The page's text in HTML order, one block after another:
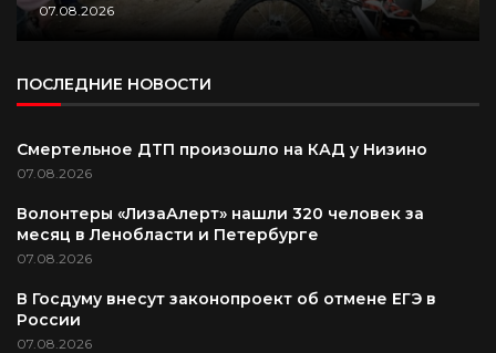
07.08.2026
ПОСЛЕДНИЕ НОВОСТИ
Смертельное ДТП произошло на КАД у Низино
07.08.2026
Волонтеры «ЛизаАлерт» нашли 320 человек за
месяц в Ленобласти и Петербурге
07.08.2026
В Госдуму внесут законопроект об отмене ЕГЭ в
России
07.08.2026